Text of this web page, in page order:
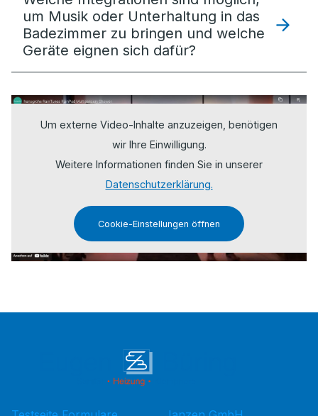
um Musik oder Unterhaltung in das
Badezimmer zu bringen und welche
Geräte eignen sich dafür?
Um externe Video-Inhalte anzuzeigen, benötigen
wir Ihre Einwilligung.
Weitere Informationen finden Sie in unserer
Datenschutzerklärung.
Cookie-Einstellungen öffnen